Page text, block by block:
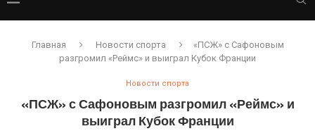
Главная Новости спорта
«ПСЖ» с Сафоновым
разгромил «Реймс» и выиграл Кубок Франции
Новости спорта
«ПСЖ» с Сафоновым разгромил «Реймс» и
выиграл Кубок Франции